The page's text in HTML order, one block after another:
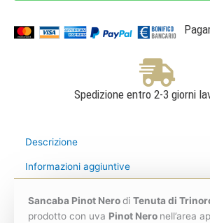
Tenuta
di
Trinoro
Spedizione entro 2-3 giorni
Descrizione
Informazioni aggiuntive
Sancaba Pinot Nerodi Tenuta di
prodotto con uva Pinot Nero nell’area